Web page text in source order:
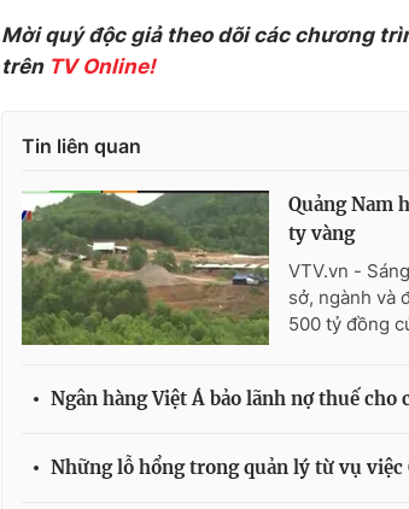
Mời quý độc giả theo dõi các chương
trên TV Online!
Tin liên quan
Quảng Nam
ty vàng
VTV.vn -
sở, ngành và
500 tỷ đồng
Ngân hàng Việt Á bảo lãnh nợ thuế cho
Những lỗ hổng trong quản lý từ vụ việc